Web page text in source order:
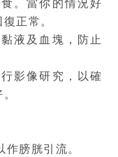
正常。
液及血塊，防止
影像研究，以確
膀胱引流。